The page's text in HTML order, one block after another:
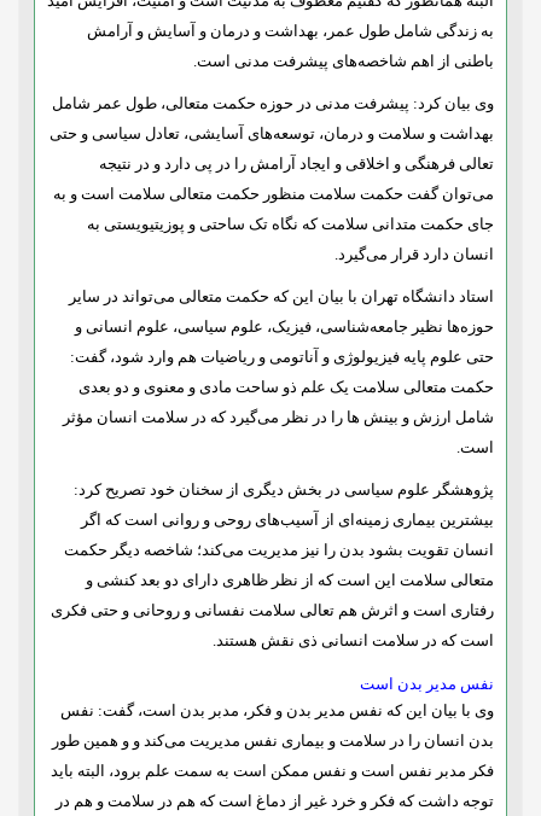
به زندگی شامل طول عمر، بهداشت و درمان و آسایش و آرامش
باطنی از اهم شاخصه‌های پیشرفت مدنی است.
وی بیان کرد: پیشرفت مدنی در حوزه حکمت متعالی، طول عمر شامل
بهداشت و سلامت و درمان، توسعه‌های آسایشی، تعادل سیاسی و حتی
تعالی فرهنگی و اخلاقی و ایجاد آرامش را در پی دارد و در نتیجه
می‌توان گفت حکمت سلامت منظور حکمت متعالی سلامت است و به
جای حکمت متدانی سلامت که نگاه تک ساحتی و پوزیتیویستی به
انسان دارد قرار می‌گیرد.
استاد دانشگاه تهران با بیان این که حکمت متعالی می‌تواند در سایر
حوزه‌ها نظیر جامعه‌شناسی، فیزیک، علوم سیاسی، علوم انسانی و
حتی علوم پایه فیزیولوژی و آناتومی و ریاضیات هم وارد شود، گفت:
حکمت متعالی سلامت یک علم ذو ساحت مادی و معنوی و دو بعدی
شامل ارزش و بینش ها را در نظر می‌گیرد که در سلامت انسان مؤثر
است.
پژوهشگر علوم سیاسی در بخش دیگری از سخنان خود تصریح کرد:
بیشترین بیماری زمینه‌ای از آسیب‌های روحی و روانی است که اگر
انسان تقویت بشود بدن را نیز مدیریت می‌کند؛ شاخصه دیگر حکمت
متعالی سلامت این است که از نظر ظاهری دارای دو بعد کنشی و
رفتاری است و اثرش هم تعالی سلامت نفسانی و روحانی و حتی فکری
است که در سلامت انسانی ذی نقش هستند.
نفس مدیر بدن است
وی با بیان این که نفس مدیر بدن و فکر، مدبر بدن است، گفت: نفس
بدن انسان را در سلامت و بیماری نفس مدیریت می‌کند و و همین طور
فکر مدبر نفس است و نفس ممکن است به سمت علم برود، البته باید
توجه داشت که فکر و خرد غیر از دماغ است که هم در سلامت و هم در